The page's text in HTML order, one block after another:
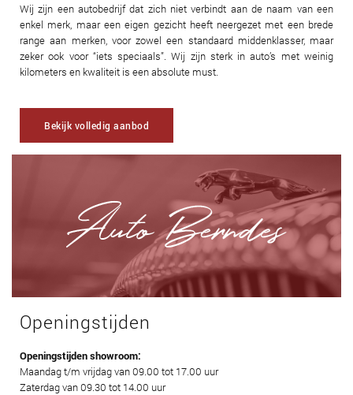
Wij zijn een autobedrijf dat zich niet verbindt aan de naam van een
enkel merk, maar een eigen gezicht heeft neergezet met een brede
range aan merken, voor zowel een standaard middenklasser, maar
zeker ook voor “iets speciaals”. Wij zijn sterk in auto’s met weinig
kilometers en kwaliteit is een absolute must.
Bekijk volledig aanbod
Openingstijden
Openingstijden showroom:
Maandag t/m vrijdag van 09.00 tot 17.00 uur
Zaterdag van 09.30 tot 14.00 uur